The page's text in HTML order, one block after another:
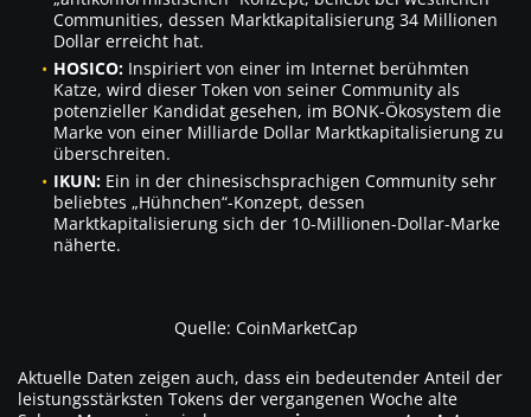
Communities, dessen Marktkapitalisierung 34 Millionen
Dollar erreicht hat.
HOSICO: Inspiriert von einer im Internet berühmten
Katze, wird dieser Token von seiner Community als
potenzieller Kandidat gesehen, im BONK-Ökosystem die
Marke von einer Milliarde Dollar Marktkapitalisierung zu
überschreiten.
IKUN: Ein in der chinesischsprachigen Community sehr
beliebtes „Hühnchen“-Konzept, dessen
Marktkapitalisierung sich der 10-Millionen-Dollar-Marke
näherte.
Quelle: CoinMarketCap
Aktuelle Daten zeigen auch, dass ein bedeutender Anteil der
leistungsstärksten Tokens der vergangenen Woche alte